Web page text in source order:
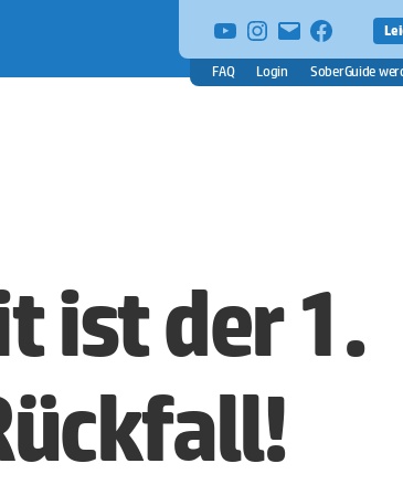
YouTubeInstagram
E-
Mail
facebook
FAQ Login SoberGuide
ist der 1.